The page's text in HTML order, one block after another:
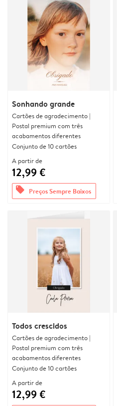
Sonhando grande
Cartões de agradecimento |
Postal premium com três
acabamentos diferentes
Conjunto de 10 cartões
A partir de
12,99 €
offers Preços Sempre Baixos
Todos crescidos
Cartões de agradecimento |
Postal premium com três
acabamentos diferentes
Conjunto de 10 cartões
A partir de
12,99 €